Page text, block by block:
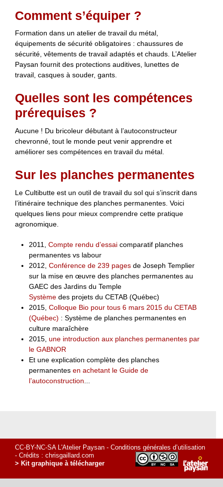
Comment s’équiper ?
Formation dans un atelier de travail du métal,
équipements de sécurité obligatoires : chaussures de
sécurité, vêtements de travail adaptés et chauds. L’Atelier
Paysan fournit des protections auditives, lunettes de
travail, casques à souder, gants.
Quelles sont les compétences
prérequises ?
Aucune ! Du bricoleur débutant à l’autoconstructeur
chevronné, tout le monde peut venir apprendre et
améliorer ses compétences en travail du métal.
Sur les planches permanentes
Le Cultibutte est un outil de travail du sol qui s’inscrit dans
l’itinéraire technique des planches permanentes. Voici
quelques liens pour mieux comprendre cette pratique
agronomique.
2011,Compte rendu d’essai comparatif planches
permanentes vs labour
2012,Conférence de 239 pages de Joseph Templier
sur la mise en œuvre des planches permanentes au
GAEC des Jardins du Temple
Système des projets du CETAB (Québec)
2015,Colloque Bio pour tous 6 mars 2015 du CETAB
(Québec) : Système de planches permanentes en
culture maraîchère
2015,une introduction aux planches permanentes par
le GABNOR
Et une explication complète des planches
permanentesen achetant le Guide de
l’autoconstruction
CC-BY-NC-SA L'Atelier Paysan - Conditions générales d’utilisation
- Crédits : chrisgaillard.com
> Kit graphique à télécharger